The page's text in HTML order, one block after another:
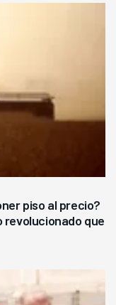
piso al precio?
revolucionado que